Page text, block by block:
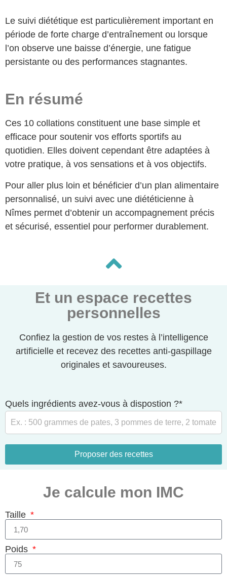
Le suivi diététique est particulièrement important en
période de forte charge d’entraînement ou lorsque
l’on observe une baisse d’énergie, une fatigue
persistante ou des performances stagnantes.
En résumé
Ces 10 collations constituent une base simple et
efficace pour soutenir vos efforts sportifs au
quotidien. Elles doivent cependant être adaptées à
votre pratique, à vos sensations et à vos objectifs.
Pour aller plus loin et bénéficier d’un plan alimentaire
personnalisé, un suivi avec une diététicienne à
Nîmes permet d’obtenir un accompagnement précis
et sécurisé, essentiel pour performer durablement.
Et un espace recettes
personnelles
Confiez la gestion de vos restes à l’intelligence
artificielle et recevez des recettes anti-gaspillage
originales et savoureuses.
Quels ingrédients avez-vous à dispostion ?*
Proposer des recettes
Je calcule mon IMC
Taille
Poids